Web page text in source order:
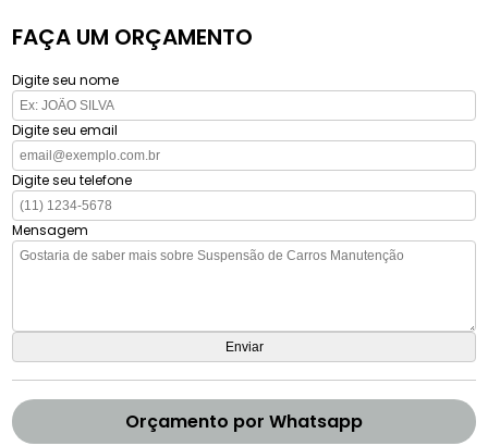
FAÇA UM ORÇAMENTO
Digite seu nome
Digite seu email
Digite seu telefone
Mensagem
Orçamento por Whatsapp